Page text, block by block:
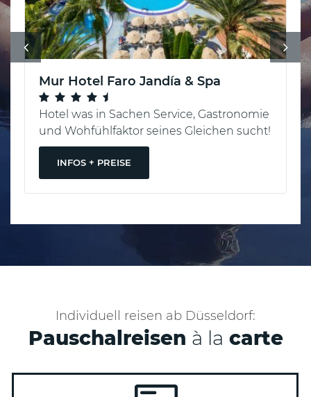
Mur Hotel Faro Jandía & Spa
Hotel was in Sachen Service, Gastronomie
und Wohfühlfaktor seines Gleichen sucht!
INFOS + PREISE
Individuell reisen ab Düsseldorf:
Pauschalreisen à la carte